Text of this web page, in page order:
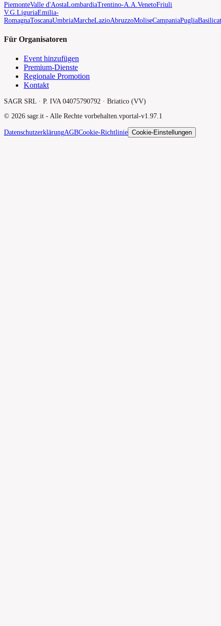
PiemonteValle d'AostaLombardiaTrentino-A.A. VenetoFriuli
V.G. LiguriaEmilia-
RomagnaToscanaUmbriaMarcheLazioAbruzzoMoliseCampaniaPuglia
Für Organisatoren
Event hinzufügen
Premium-Dienste
Regionale Promotion
Kontakt
SAGR SRL · P. IVA 04075790792 · Briatico (VV)
© 2026 sagr.it - Alle Rechte vorbehalten.vportal-v1.97.1
DatenschutzerklärungAGBCookie-Richtlinie Cookie-Einstellungen